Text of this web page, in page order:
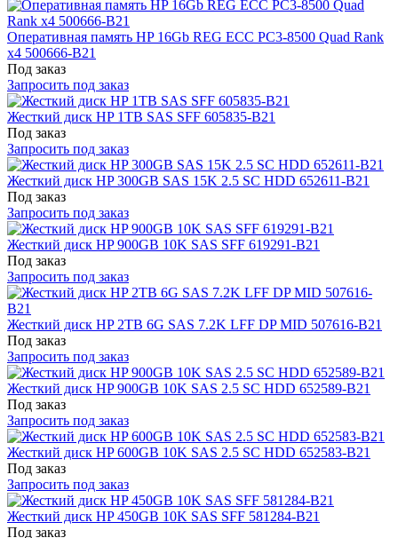
Оперативная память HP 16Gb REG ECC PC3-8500 Quad Rank
x4 500666-B21
Под заказ
Запросить под заказ
Жесткий диск HP 1TB SAS SFF 605835-B21
Под заказ
Запросить под заказ
Жесткий диск HP 300GB SAS 15K 2.5 SC HDD 652611-B21
Под заказ
Запросить под заказ
Жесткий диск HP 900GB 10K SAS SFF 619291-B21
Под заказ
Запросить под заказ
Жесткий диск HP 2TB 6G SAS 7.2K LFF DP MID 507616-B21
Под заказ
Запросить под заказ
Жесткий диск HP 900GB 10K SAS 2.5 SC HDD 652589-B21
Под заказ
Запросить под заказ
Жесткий диск HP 600GB 10K SAS 2.5 SC HDD 652583-B21
Под заказ
Запросить под заказ
Жесткий диск HP 450GB 10K SAS SFF 581284-B21
Под заказ